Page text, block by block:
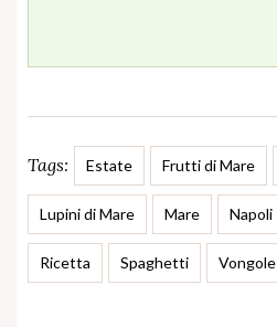
Tags: Estate Frutti di Mare
Lupini di Mare Mare Napoli
Ricetta Spaghetti Vongole